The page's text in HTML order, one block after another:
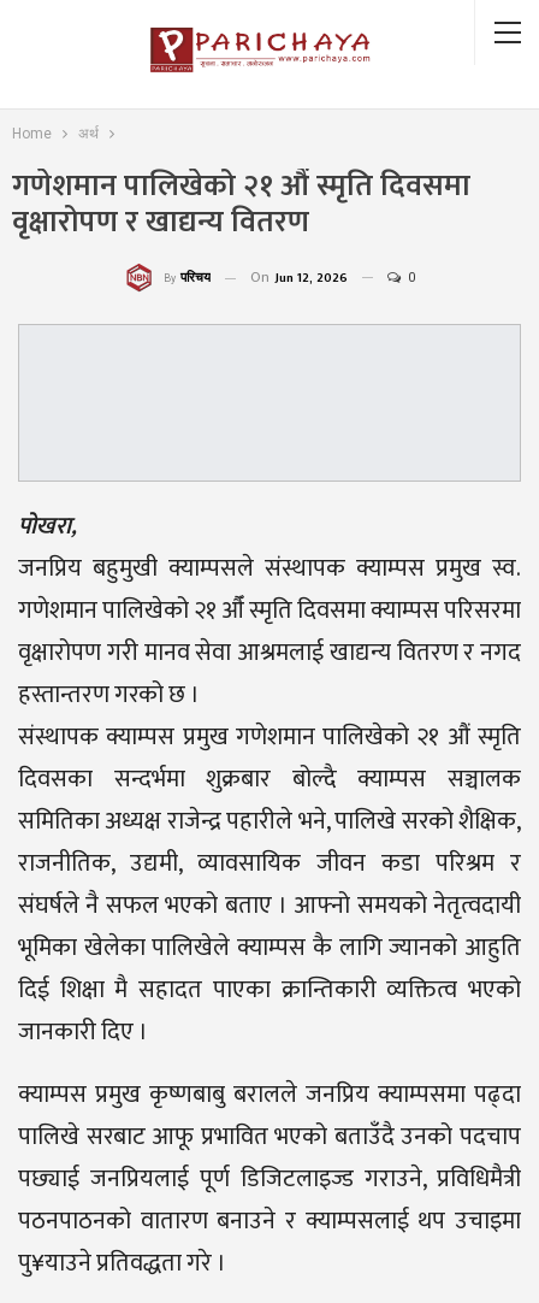
Home अर्थ
गणेशमान पालिखेको २१ औं स्मृति दिवसमा
वृक्षारोपण र खाद्यन्य वितरण
By परिचय On Jun 12, 2026 0
पोखरा,
जनप्रिय बहुमुखी क्याम्पसले संस्थापक क्याम्पस प्रमुख स्व.
गणेशमान पालिखेको २१ औँ स्मृति दिवसमा क्याम्पस परिसरमा
वृक्षारोपण गरी मानव सेवा आश्रमलाई खाद्यन्य वितरण र नगद
हस्तान्तरण गरको छ ।
संस्थापक क्याम्पस प्रमुख गणेशमान पालिखेको २१ औं स्मृति
दिवसका सन्दर्भमा शुक्रबार बोल्दै क्याम्पस सञ्चालक
समितिका अध्यक्ष राजेन्द्र पहारीले भने, पालिखे सरको शैक्षिक,
राजनीतिक, उद्यमी, व्यावसायिक जीवन कडा परिश्रम र
संघर्षले नै सफल भएको बताए । आफ्नो समयको नेतृत्वदायी
भूमिका खेलेका पालिखेले क्याम्पस कै लागि ज्यानको आहुति
दिई शिक्षा मै सहादत पाएका क्रान्तिकारी व्यक्तित्व भएको
जानकारी दिए ।
क्याम्पस प्रमुख कृष्णबाबु बरालले जनप्रिय क्याम्पसमा पढ्दा
पालिखे सरबाट आफू प्रभावित भएको बताउँदै उनको पदचाप
पछ्याई जनप्रियलाई पूर्ण डिजिटलाइज्ड गराउने, प्रविधिमैत्री
पठनपाठनको वातारण बनाउने र क्याम्पसलाई थप उचाइमा
पु¥याउने प्रतिवद्धता गरे ।